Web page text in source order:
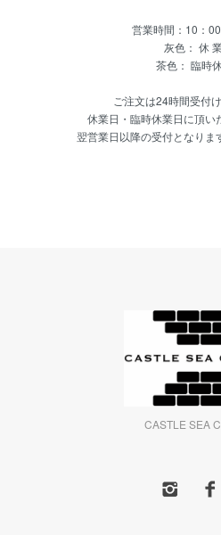
営業時間：10：
灰色： 休
茶色： 臨時
ご注文は24時間受付
休業日・臨時休業日に頂い
翌営業日以降の受付となりま
CASTLE SEA